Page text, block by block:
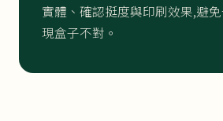
實體、確認挺度與印刷效果,避
現盒子不對。